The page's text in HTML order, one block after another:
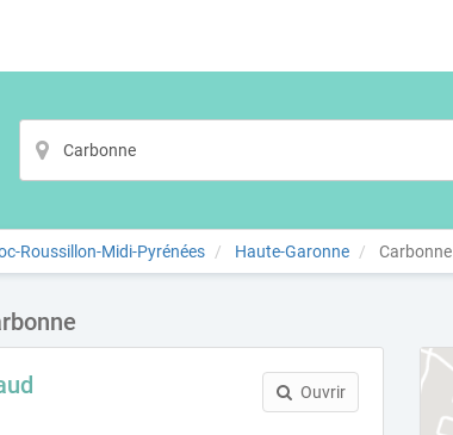
Roussillon-Midi-Pyrénées Haute-Garonne Carbonne
Ouvrir